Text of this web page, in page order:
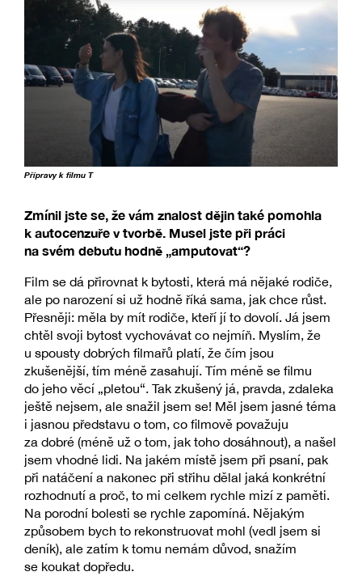
Přípravy k filmu T
Zmínil jste se, že vám znalost dějin také pomohla
k autocenzuře v tvorbě. Musel jste při práci
na svém debutu hodně „amputovat“?
Film se dá přirovnat k bytosti, která má nějaké rodiče,
ale po narození si už hodně říká sama, jak chce růst.
Přesněji: měla by mít rodiče, kteří jí to dovolí. Já jsem
chtěl svoji bytost vychovávat co nejmíň. Myslím, že
u spousty dobrých filmařů platí, že čím jsou
zkušenější, tím méně zasahují. Tím méně se filmu
do jeho věcí „pletou“. Tak zkušený já, pravda, zdaleka
ještě nejsem, ale snažil jsem se! Měl jsem jasné téma
i jasnou představu o tom, co filmově považuju
za dobré (méně už o tom, jak toho dosáhnout), a našel
jsem vhodné lidi. Na jakém místě jsem při psaní, pak
při natáčení a nakonec při střihu dělal jaká konkrétní
rozhodnutí a proč, to mi celkem rychle mizí z paměti.
Na porodní bolesti se rychle zapomíná. Nějakým
způsobem bych to rekonstruovat mohl (vedl jsem si
deník), ale zatím k tomu nemám důvod, snažím
se koukat dopředu.